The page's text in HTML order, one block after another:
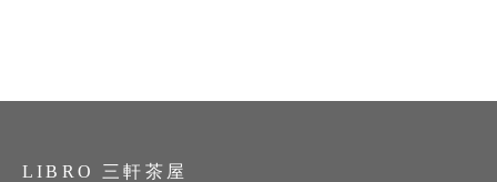
LIBRO 三軒茶屋